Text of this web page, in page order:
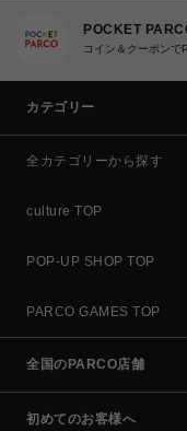
POCKET
コイン＆クーポンで
カテゴリー
全カテゴリーから探す
culture TOP
POP-UP SHOP TOP
PARCO GAMES TOP
全国のPARCO店舗
初めてのお客様へ